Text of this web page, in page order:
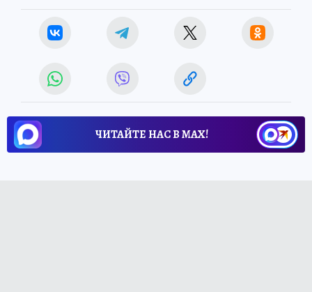
ЧИТАЙТЕ НАС В МАХ!